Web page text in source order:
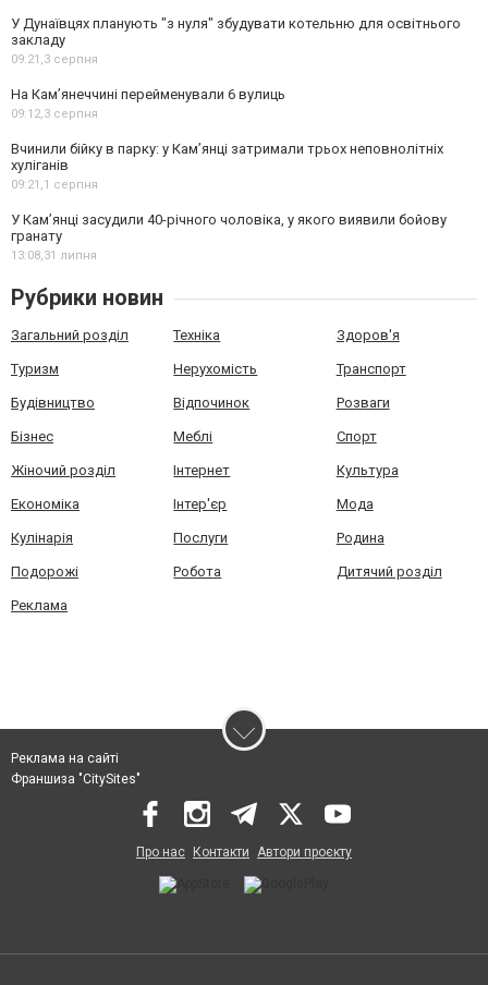
У Дунаївцях планують "з нуля" збудувати котельню для освітнього
закладу
09:21,3 серпня
На Камʼянеччині перейменували 6 вулиць
09:12,3 серпня
Вчинили бійку в парку: у Кам’янці затримали трьох неповнолітніх
хуліганів
09:21,1 серпня
У Камʼянці засудили 40-річного чоловіка, у якого виявили бойову
гранату
13:08,31 липня
Рубрики новин
Загальний розділ Техніка Здоров'я
Туризм Нерухомість Транспорт
Будівництво Відпочинок Розваги
Бізнес Меблі Спорт
Жіночий розділ Інтернет Культура
Економіка Інтер'єр Мода
Кулінарія Послуги Родина
Подорожі Робота Дитячий розділ
Реклама
Реклама на сайті
Франшиза "CitySites"
Про нас Контакти Автори проєкту